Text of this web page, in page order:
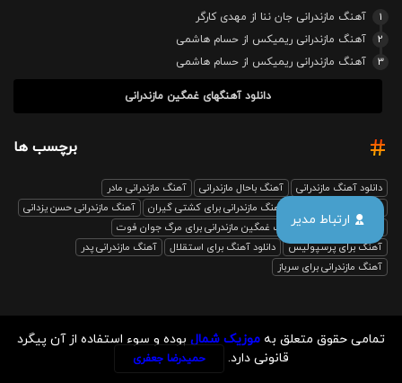
ارتباط مدیر
1
آهنگ مازندرانی جان ننا از مهدی کارگر
2
آهنگ مازندرانی ریمیکس از حسام هاشمی
3
آهنگ مازندرانی ریمیکس از حسام هاشمی
دانلود آهنگهای غمگین مازندرانی
برچسب ها
دانلود آهنگ مازندرانی آهنگ باحال مازندرانی
آهنگ مازندرانی مادر
آهنگ مازندرانی برای کشتی گیران
آهنگ مازندرانی حسن یزدانی
بابل صدا ریمیکس
آهنگ غمگین مازندرانی برای مرگ جوان فوت
آهنگ برای پرسپولیس
دانلود آهنگ برای استقلال
آهنگ مازندرانی پدر
آهنگ مازندرانی برای سرباز
تمامی حقوق متعلق به موزیک شمال بوده و سوء استفاده از آن پیگرد
قانونی دارد.
حمیدرضا جعفری